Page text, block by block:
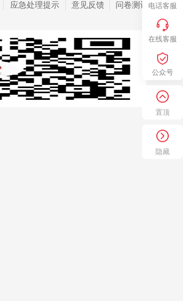
电话客服
在线客服
公众号
置顶
隐藏
应急处理提示 意见反馈 问卷测评